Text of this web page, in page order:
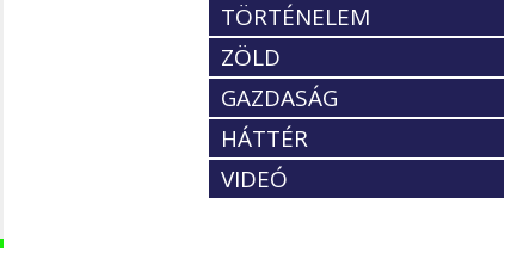
TÖRTÉNELEM
ZÖLD
GAZDASÁG
HÁTTÉR
VIDEÓ